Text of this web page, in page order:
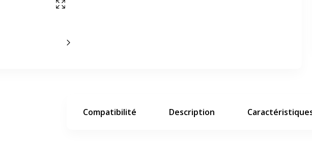
Afficher en plein écran
Slide suivant
Compatibilité Description